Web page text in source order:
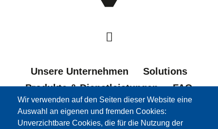
Wir verwenden auf den Seiten dieser Website eine
Auswahl an eigenen und fremden Cookies:
Unverzichtbare Cookies, die für die Nutzung der
Unsere Unternehmen
Solutions
Produkte & Dienstleistungen
FAQ
Blog
CSR Jahresbericht Kontakt